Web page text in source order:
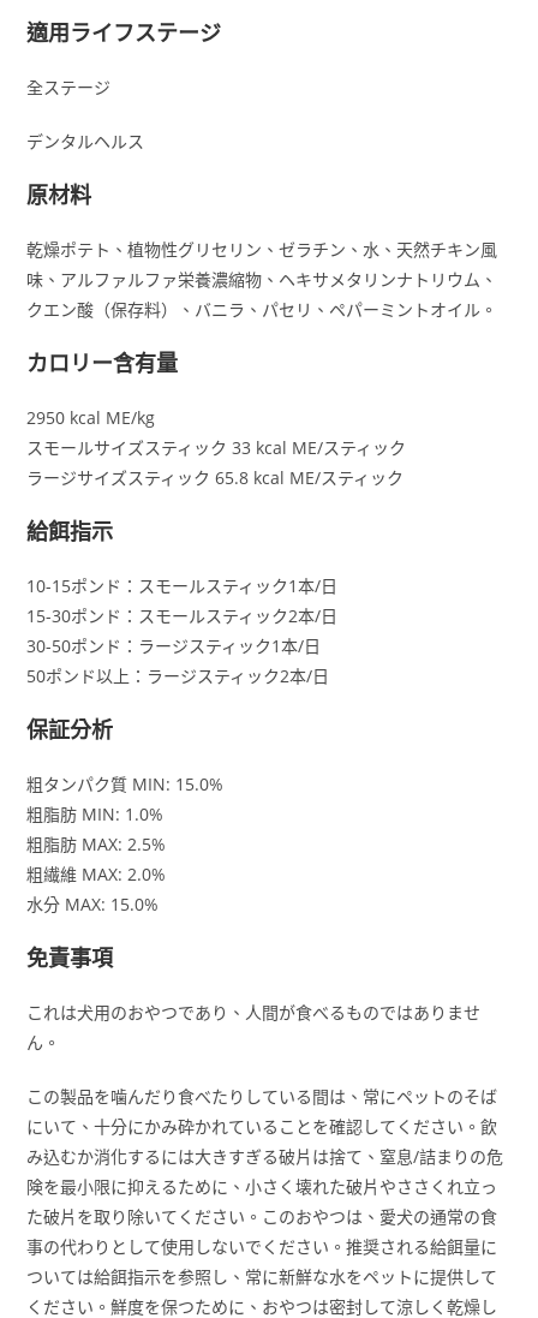
適用ライフステージ
全ステージ
デンタルヘルス
原材料
乾燥ポテト、植物性グリセリン、ゼラチン、水、天然チキン風
味、アルファルファ栄養濃縮物、ヘキサメタリンナトリウム、
クエン酸（保存料）、バニラ、パセリ、ペパーミントオイル。
カロリー含有量
2950 kcal ME/kg
スモールサイズスティック 33 kcal ME/スティック
ラージサイズスティック 65.8 kcal ME/スティック
給餌指示
10-15ポンド：スモールスティック1本/日
15-30ポンド：スモールスティック2本/日
30-50ポンド：ラージスティック1本/日
50ポンド以上：ラージスティック2本/日
保証分析
粗タンパク質 MIN: 15.0%
粗脂肪 MIN: 1.0%
粗脂肪 MAX: 2.5%
粗繊維 MAX: 2.0%
水分 MAX: 15.0%
免責事項
これは犬用のおやつであり、人間が食べるものではありませ
ん。
この製品を噛んだり食べたりしている間は、常にペットのそば
にいて、十分にかみ砕かれていることを確認してください。飲
み込むか消化するには大きすぎる破片は捨て、窒息/詰まりの危
険を最小限に抑えるために、小さく壊れた破片やささくれ立っ
た破片を取り除いてください。このおやつは、愛犬の通常の食
事の代わりとして使用しないでください。推奨される給餌量に
ついては給餌指示を参照し、常に新鮮な水をペットに提供して
ください。鮮度を保つために、おやつは密封して涼しく乾燥し